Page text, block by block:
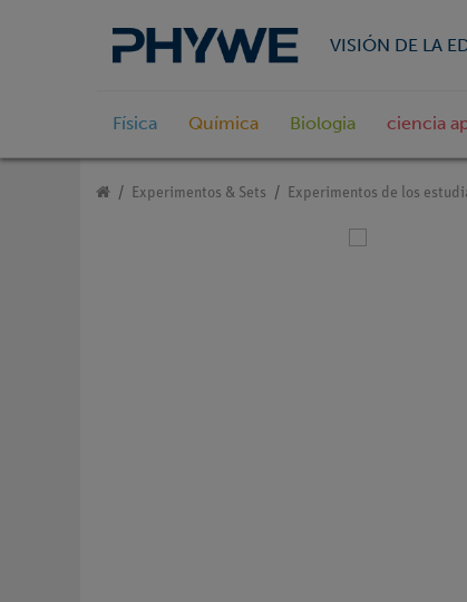
VISIÓN DE LA
Física Química Biologia ciencia
Experimentos & Sets Experimentos de los